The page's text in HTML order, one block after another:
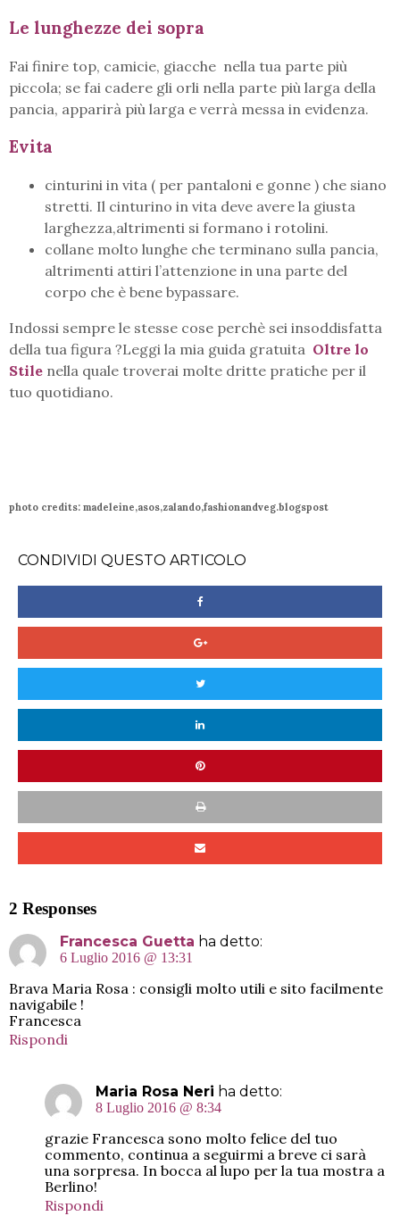
Le lunghezze dei sopra
Fai finire top, camicie, giacche nella tua parte più
piccola; se fai cadere gli orli nella parte più larga della
pancia, apparirà più larga e verrà messa in evidenza.
Evita
cinturini in vita ( per pantaloni e gonne ) che siano
stretti. Il cinturino in vita deve avere la giusta
larghezza,altrimenti si formano i rotolini.
collane molto lunghe che terminano sulla pancia,
altrimenti attiri l’attenzione in una parte del
corpo che è bene bypassare.
Indossi sempre le stesse cose perchè sei insoddisfatta
della tua figura ?Leggi la mia guida gratuita Oltre lo
Stile nella quale troverai molte dritte pratiche per il
tuo quotidiano.
photo credits: madeleine,asos,zalando,fashionandveg.blogspost
CONDIVIDI QUESTO ARTICOLO
2 Responses
Francesca Guetta ha detto:
6 Luglio 2016 @ 13:31
Brava Maria Rosa : consigli molto utili e sito facilmente
navigabile !
Francesca
Rispondi
Maria Rosa Neri ha detto:
8 Luglio 2016 @ 8:34
grazie Francesca sono molto felice del tuo
commento, continua a seguirmi a breve ci sarà
una sorpresa. In bocca al lupo per la tua mostra a
Berlino!
Rispondi